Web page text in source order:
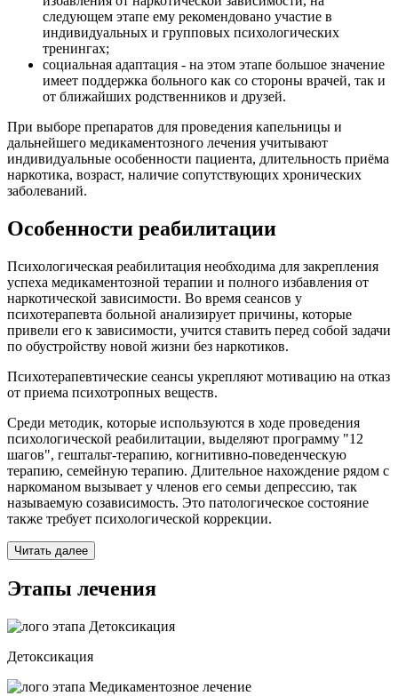
следующем этапе ему рекомендовано участие в
индивидуальных и групповых психологических
тренингах;
социальная адаптация - на этом этапе большое значение
имеет поддержка больного как со стороны врачей, так и
от ближайших родственников и друзей.
При выборе препаратов для проведения капельницы и
дальнейшего медикаментозного лечения учитывают
индивидуальные особенности пациента, длительность приёма
наркотика, возраст, наличие сопутствующих хронических
заболеваний.
Особенности реабилитации
Психологическая реабилитация необходима для закрепления
успеха медикаментозной терапии и полного избавления от
наркотической зависимости. Во время сеансов у
психотерапевта больной анализирует причины, которые
привели его к зависимости, учится ставить перед собой задачи
по обустройству новой жизни без наркотиков.
Психотерапевтические сеансы укрепляют мотивацию на отказ
от приема психотропных веществ.
Среди методик, которые используются в ходе проведения
психологической реабилитации, выделяют программу "12
шагов", гештальт-терапию, когнитивно-поведенческую
терапию, семейную терапию. Длительное нахождение рядом с
наркоманом вызывает у членов его семьи депрессию, так
называемую созависимость. Это патологическое состояние
также требует психологической коррекции.
Читать далее
Этапы лечения
Детоксикация